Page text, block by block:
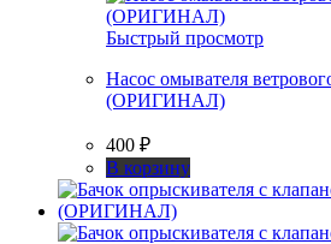
Быстрый просмотр
Насос омывателя
(ОРИГИНАЛ)
400 ₽
В корзину